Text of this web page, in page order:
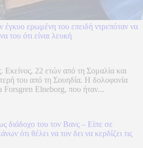
έγκυο ερωμένη του επειδή ντρεπόταν να
του ότι είναι λευκή
Εκείνος, 22 ετών από τη Σομαλία και
του από τη Σουηδία. Η δολοφονία
Forsgren Elneborg, που ήταν...
διάδοχο του τον Βανς – Είπε σε
ότι θέλει να τον δει να κερδίζει τις